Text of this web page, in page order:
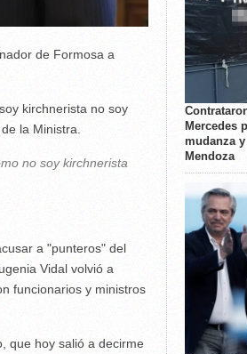
de Formosa a
kirchnerista no soy
la Ministra.
no soy kirchnerista
a "punteros" del
Vidal volvió a
funcionarios y ministros
que hoy salió a decirme
Mercedes
mudanza
Mendoza